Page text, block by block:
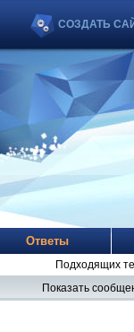
СОЗДАТЬ
Ответы
Подходящих
Показать